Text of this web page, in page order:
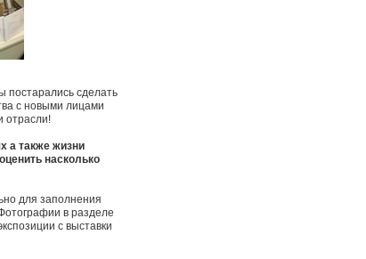
постарались сделать
с новыми лицами
отрасли!
а также жизни
насколько
для заполнения
в разделе
с выставки